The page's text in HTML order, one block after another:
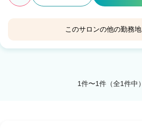
このサロンの他の勤務地
Agu hair anone仙台卸町
1件〜1件（全1件中）